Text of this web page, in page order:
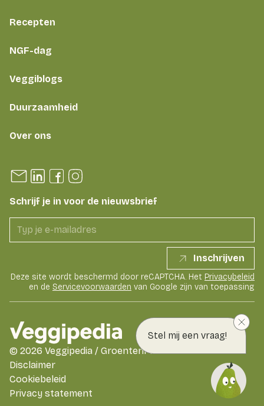
Stel mij een vraag!
Recepten
NGF-dag
Veggiblogs
Duurzaamheid
Over ons
Schrijf je in voor de nieuwsbrief
Inschrijven
Deze site wordt beschermd door reCAPTCHA. Het Privacybeleid
en de Servicevoorwaarden van Google zijn van toepassing
Disclaimer
Cookiebeleid
Privacy statement
© 2026 Veggipedia / GroentenFruit Huis